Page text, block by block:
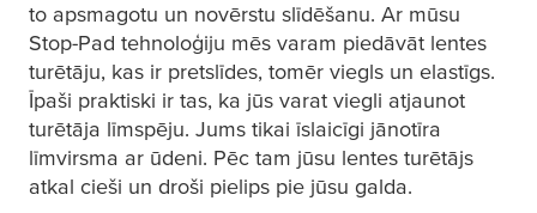
to apsmagotu un novērstu slīdēšanu. Ar mūsu
Stop-Pad tehnoloģiju mēs varam piedāvāt lentes
turētāju, kas ir pretslīdes, tomēr viegls un elastīgs.
Īpaši praktiski ir tas, ka jūs varat viegli atjaunot
turētāja līmspēju. Jums tikai īslaicīgi jānotīra
līmvirsma ar ūdeni. Pēc tam jūsu lentes turētājs
atkal cieši un droši pielips pie jūsu galda.